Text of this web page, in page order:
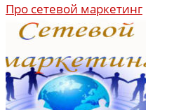
Про сетевой маркетинг